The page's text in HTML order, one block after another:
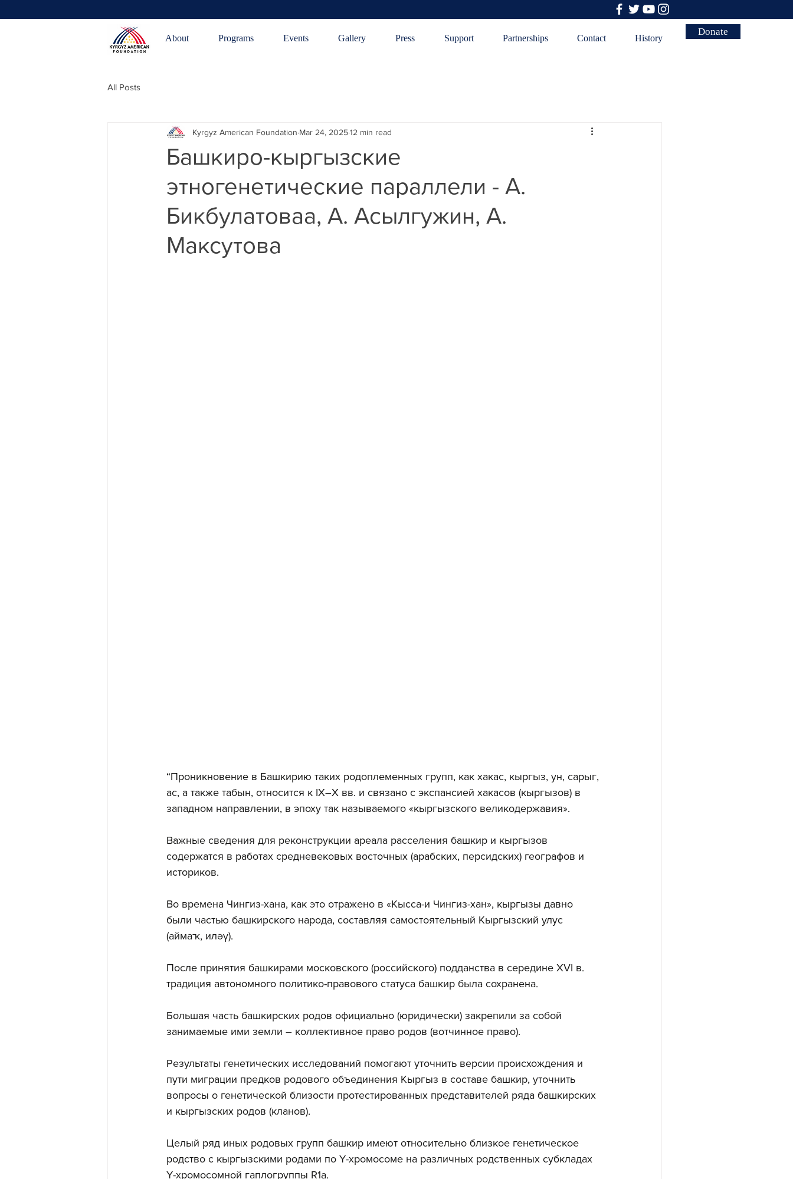
About Programs Events Gallery Press Support Partnerships Contact History
Donate
All Posts
Башкиро-кыргызские
этногенетические параллели - А.
Бикбулатоваa, А. Асылгужин, А.
Максутова
Kyrgyz American Foundation Mar 24, 202512 min read
“Проникновение в Башкирию таких родоплеменных групп, как хакас, кыргыз, ун, сарыг,
ас, а также табын, относится к IX–X вв. и связано с экспансией хакасов (кыргызов) в
западном направлении, в эпоху так называемого «кыргызского великодержавия».
Важные сведения для реконструкции ареала расселения башкир и кыргызов
содержатся в работах средневековых восточных (арабских, персидских) географов и
историков.
Во времена Чингиз-хана, как это отражено в «Кысса-и Чингиз-хан», кыргызы давно
были частью башкирского народа, составляя самостоятельный Кыргызский улус
(аймаҡ, иләү).
После принятия башкирами московского (российского) подданства в середине XVI в.
традиция автономного политико-правового статуса башкир была сохранена.
Большая часть башкирских родов официально (юридически) закрепили за собой
занимаемые ими земли – коллективное право родов (вотчинное право).
Результаты генетических исследований помогают уточнить версии происхождения и
пути миграции предков родового объединения Кыргыз в составе башкир, уточнить
вопросы о генетической близости протестированных представителей ряда башкирских
и кыргызских родов (кланов).
Целый ряд иных родовых групп башкир имеют относительно близкое генетическое
родство с кыргызскими родами по Y-хромосоме на различных родственных субкладах
Ү-хромосомной гаплогруппы R1a.